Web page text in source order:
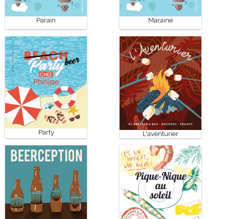
Parain Maraine
Party L'aventurier